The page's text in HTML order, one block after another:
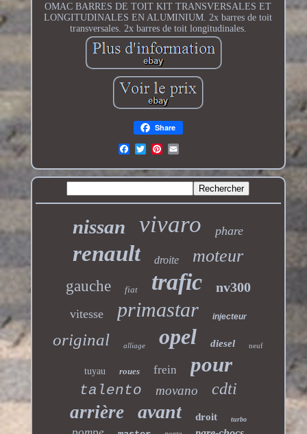
OMAC BARRES DE TOIT KIT TRANSVERSALES ET
LONGITUDINALES EN ALUMINIUM. 2x barres de toit
transversales. 2x barres de toit longitudinales.
Share
nissan vivaro phare
renault droite moteur
gauche fiat trafic nv300
vitesse primastar injecteur
original alliage opel diesel neuf
tuyau roues frein pour
talento movano cdti
arrière avant droit turbo